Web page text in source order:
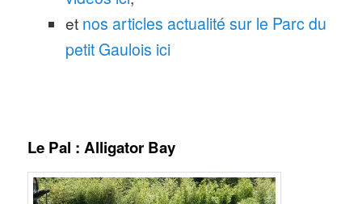
et nos articles actualité sur le Parc du
petit Gaulois ici
Le Pal : Alligator Bay